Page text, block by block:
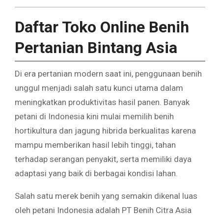
Daftar Toko Online Benih
Pertanian Bintang Asia
Di era pertanian modern saat ini, penggunaan benih
unggul menjadi salah satu kunci utama dalam
meningkatkan produktivitas hasil panen. Banyak
petani di Indonesia kini mulai memilih benih
hortikultura dan jagung hibrida berkualitas karena
mampu memberikan hasil lebih tinggi, tahan
terhadap serangan penyakit, serta memiliki daya
adaptasi yang baik di berbagai kondisi lahan.
Salah satu merek benih yang semakin dikenal luas
oleh petani Indonesia adalah PT Benih Citra Asia